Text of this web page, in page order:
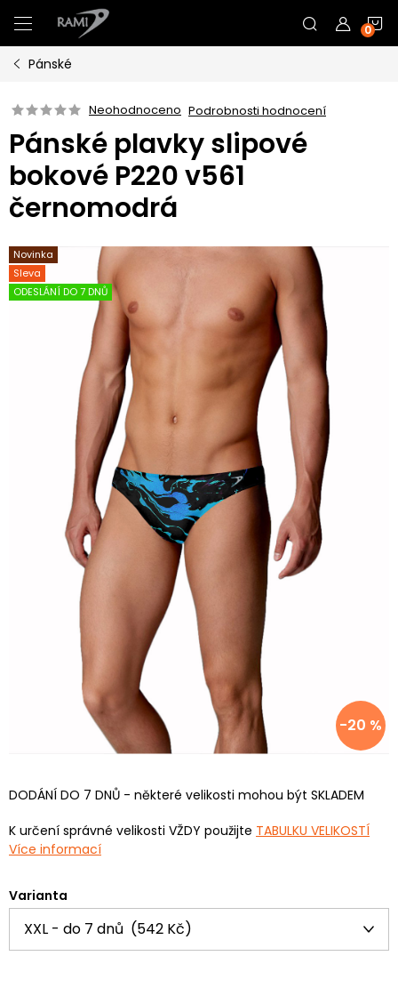
na
obsah
Pánské
Neohodnoceno Podrobnosti hodnocení
Pánské plavky slipové
bokové P220 v561
černomodrá
Novinka
Sleva
ODESLÁNÍ DO 7 DNŮ
-20 %
DODÁNÍ DO 7 DNŮ - některé velikosti mohou být SKLADEM
K určení správné velikosti VŽDY použijte TABULKU VELIKOSTÍ
Více informací
Varianta